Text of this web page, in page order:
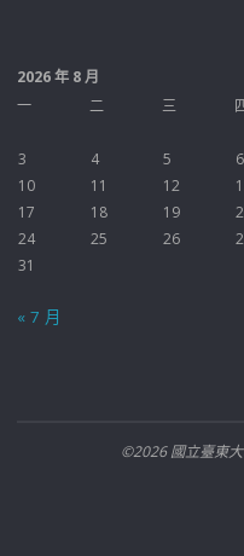
2026 年 8 月
一
二 三
3
4 5 6
10
11 12
17
18 19
24
25 26
31
« 7 月
©2026 國立臺東